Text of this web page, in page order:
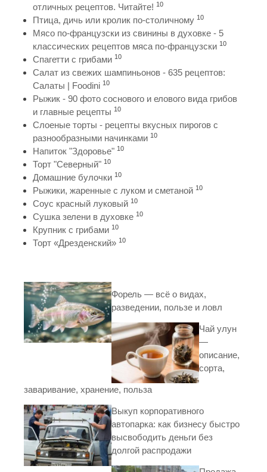
отличных рецептов. Читайте! 10
Птица, дичь или кролик по-столичному 10
Мясо по-французски из свинины в духовке - 5
классических рецептов мяса по-французски 10
Спагетти с грибами 10
Салат из свежих шампиньонов - 635 рецептов:
Салаты | Foodini 10
Рыжик - 90 фото соснового и елового вида грибов
и главные рецепты 10
Слоеные торты - рецепты вкусных пирогов с
разнообразными начинками 10
Напиток "Здоровье" 10
Торт "Северный" 10
Домашние булочки 10
Рыжики, жаренные с луком и сметаной 10
Соус красный луковый 10
Сушка зелени в духовке 10
Крупник с грибами 10
Торт «Дрезденский» 10
Форель — всё о видах,
разведении, пользе и ловл
Чай улун
—
описание,
сорта,
заваривание, хранение, польза
Выкуп корпоративного
автопарка: как бизнесу быстро
высвободить деньги без
долгой распродажи